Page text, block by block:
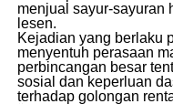
menjual sayur-sayuran
lesen.
Kejadian yang berlaku
menyentuh perasaan
perbincangan besar
sosial dan keperluan
terhadap golongan